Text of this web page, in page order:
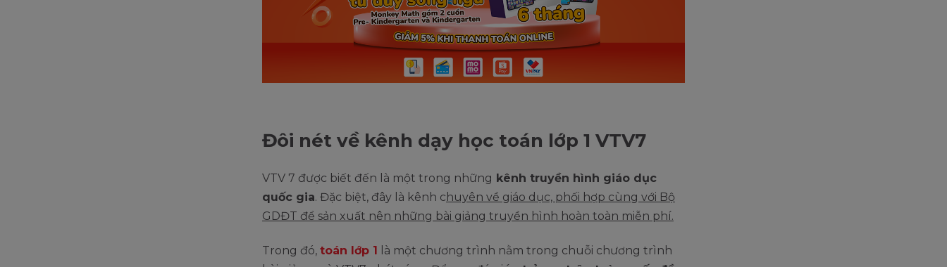
Đôi nét về kênh dạy học toán lớp 1 VTV7
VTV 7 được biết đến là một trong những kênh truyền hình giáo dục
quốc gia. Đặc biệt, đây là kênh c huyên về giáo dục, phối hợp cùng với Bộ
GDĐT để sản xuất nên những bài giảng truyền hình hoàn toàn miễn phí.
Trong đó, toán lớp 1 là một chương trình nằm trong chuỗi chương trình